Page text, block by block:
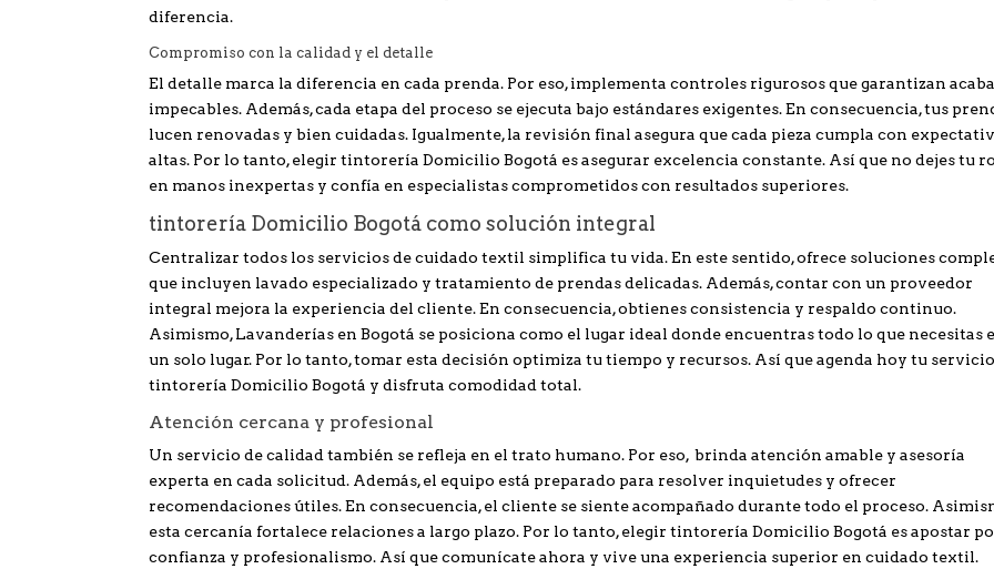
diferencia.
Compromiso con la calidad y el detalle
El detalle marca la diferencia en cada prenda. Por eso, implementa controles rigurosos que garantizan
impecables. Además, cada etapa del proceso se ejecuta bajo estándares exigentes. En consecuencia, tus
lucen renovadas y bien cuidadas. Igualmente, la revisión final asegura que cada pieza cumpla con
altas. Por lo tanto, elegir tintorería Domicilio Bogotá es asegurar excelencia constante. Así que no dejes tu
en manos inexpertas y confía en especialistas comprometidos con resultados superiores.
tintorería Domicilio Bogotá como solución integral
Centralizar todos los servicios de cuidado textil simplifica tu vida. En este sentido, ofrece soluciones
que incluyen lavado especializado y tratamiento de prendas delicadas. Además, contar con un proveedor
integral mejora la experiencia del cliente. En consecuencia, obtienes consistencia y respaldo continuo.
Asimismo, Lavanderías en Bogotá se posiciona como el lugar ideal donde encuentras todo lo que necesitas
un solo lugar. Por lo tanto, tomar esta decisión optimiza tu tiempo y recursos. Así que agenda hoy tu
tintorería Domicilio Bogotá y disfruta comodidad total.
Atención cercana y profesional
Un servicio de calidad también se refleja en el trato humano. Por eso, brinda atención amable y asesoría
experta en cada solicitud. Además, el equipo está preparado para resolver inquietudes y ofrecer
recomendaciones útiles. En consecuencia, el cliente se siente acompañado durante todo el proceso.
esta cercanía fortalece relaciones a largo plazo. Por lo tanto, elegir tintorería Domicilio Bogotá es apostar
confianza y profesionalismo. Así que comunícate ahora y vive una experiencia superior en cuidado textil.